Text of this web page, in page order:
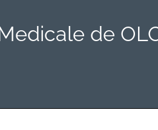
de